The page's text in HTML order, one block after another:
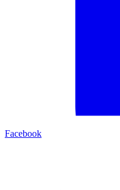
Facebook